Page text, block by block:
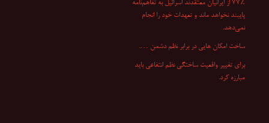
۷۷٪ از ایرانیان معتقدند اسرائیل به تفاهم‌نامه
پایبند نخواهد ماند و تعهدات خود را انجام
نمی‌دهد.
ساخت امکان هایی در برابر نظم دشمن ….
برای تغییر واقعیت ساختگی نظم انتفاعی باید
مبارزه کرد.